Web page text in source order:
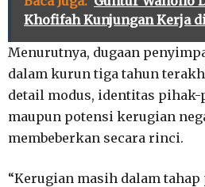
Khofifah Kunjungan Kerja
Menurutnya, dugaan
dalam kurun tiga tahun
detail modus, identitas
maupun potensi kerugian
membeberkan secara rinci.
“Kerugian masih dalam